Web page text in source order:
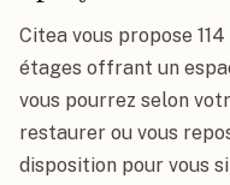
Citea vous propose
étages offrant un
vous pourrez selon
restaurer ou vous
disposition pour vous